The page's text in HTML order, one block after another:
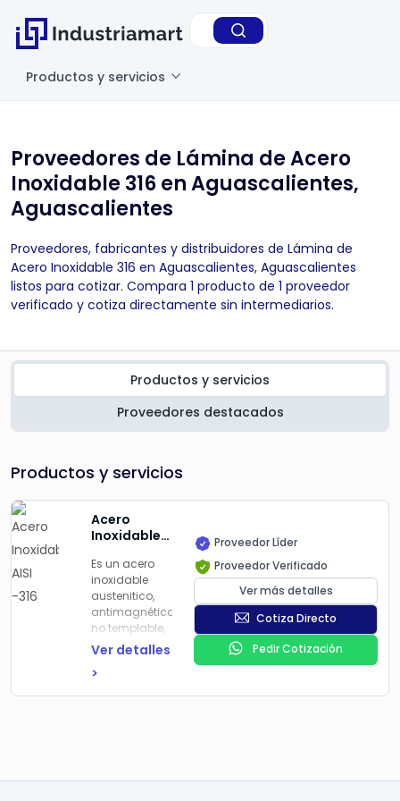
Productos y servicios
Proveedores de Lámina de Acero
Inoxidable 316 en Aguascalientes,
Aguascalientes
Proveedores, fabricantes y distribuidores de Lámina de
Acero Inoxidable 316 en Aguascalientes, Aguascalientes
listos para cotizar. Compara 1 producto de 1 proveedor
verificado y cotiza directamente sin intermediarios.
Productos y servicios
Proveedores destacados
Productos y servicios
Acero
Inoxidable
Es un acero
inoxidable
austenitico,
antimagnético
no templable,
con buenas
de ductilidad
y
resistencia a
Ver detalles
>
Proveedor Líder
Proveedor Verificado
Ver más detalles
Cotiza Directo
Pedir Cotización